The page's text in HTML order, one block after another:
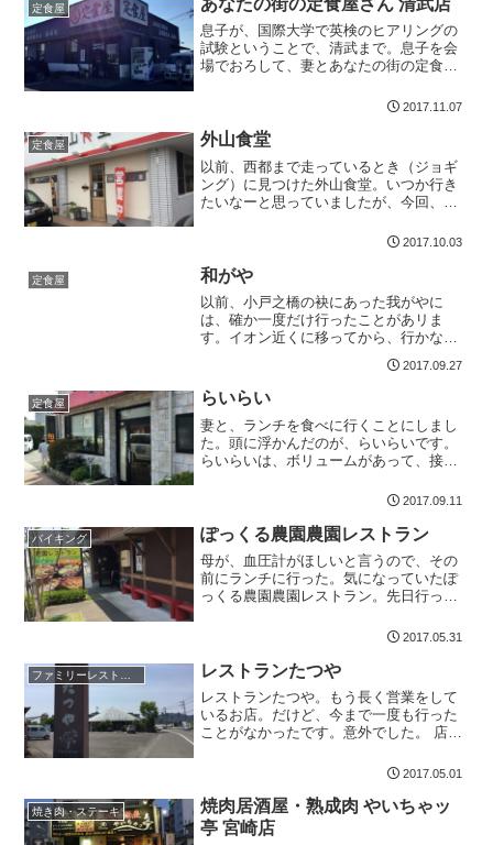
も良いスタッフの方がいら...
定食屋
息子が、国際大学で英検のヒアリングの
試験ということで、清武まで。息子を会
場でおろして、妻とあなたの街の定食屋
たの街の定食屋さんは、満席。びっくり
定食屋さんが宮崎にあった...
2017.11.07
定食屋 外山食堂
以前、西都まで走っているとき（ジョギ
ング）に見つけた外山食堂。いつか行き
たいなーと思っていましたが、今回、妻
した。自宅近くでないのが残念です店内
雰囲気の定食屋・居酒屋さ...
2017.10.03
定食屋 和がや
以前、小戸之橋の袂にあった我がやに
は、確か一度だけ行ったことがあリま
す。イオン近くに移ってから、行かなく
てはと、ずっと気になっていたていたお
食事処です。お客さんがいっぱいまず、
駐車場ですが、店舗の前に5台ほど停める
ことが出来ます。今回もう満...
2017.09.27
定食屋 らいらい
妻と、ランチを食べに行くことにしまし
た。頭に浮かんだのが、らいらいです。
らいらいは、ボリュームがあって、接客
いたので、一体どんな感じなのか。。。
テーブル、カウンター、座...
2017.09.11
バイキング ぽっくる農園農園レストラン
母が、血圧計がほしいと言うので、その
前にランチに行った。気になっていたぽ
っくる農園農園レストラン。先日行った
います。 店内はちょっと薄暗くて間接照
が多くて、皆、ずっと話...
2017.05.31
レストランたつや
レストランたつや。もう長く営業をして
いるお店。だけど、今まで一度も行った
ことがなかったです。意外でした。 店内
れな雰囲気です。意外ですねー店員さん
んは、チキン南蛮定食...
2017.05.01
焼き肉・ステーキ
焼肉居酒屋・熟成肉 やいちゃッ
亭 宮崎店